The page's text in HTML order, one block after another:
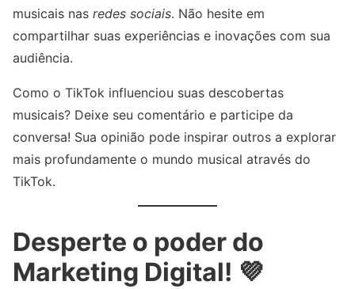
musicais nas redes sociais. Não hesite em
compartilhar suas experiências e inovações com sua
audiência.
Como o TikTok influenciou suas descobertas
musicais? Deixe seu comentário e participe da
conversa! Sua opinião pode inspirar outros a explorar
mais profundamente o mundo musical através do
TikTok.
Desperte o poder do
Marketing Digital! 💜